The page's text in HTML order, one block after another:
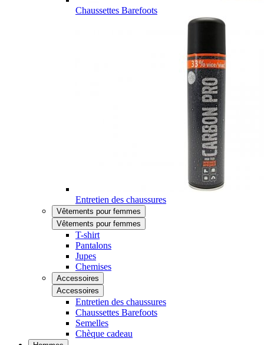
Chaussettes Barefoots
Entretien des chaussures
Vêtements pour femmes
Vêtements pour femmes
T-shirt
Pantalons
Jupes
Chemises
Accessoires
Accessoires
Entretien des chaussures
Chaussettes Barefoots
Semelles
Chèque cadeau